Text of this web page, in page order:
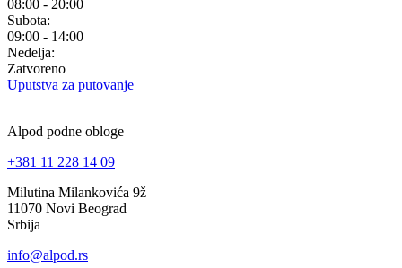
08:00 - 20:00
Subota:
09:00 - 14:00
Nedelja:
Zatvoreno
Uputstva za putovanje
Alpod podne obloge
+381 11 228 14 09
Milutina Milankovića 9ž
11070 Novi Beograd
Srbija
info@alpod.rs